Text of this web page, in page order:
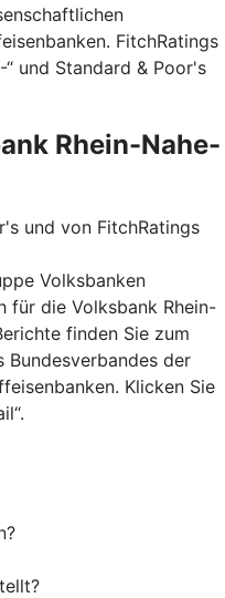
FitchRatings
und Standard & Poor's
Rhein-Nahe-
und von FitchRatings
Volksbanken
für die Volksbank Rhein-
finden Sie zum
Bundesverbandes der
Klicken Sie